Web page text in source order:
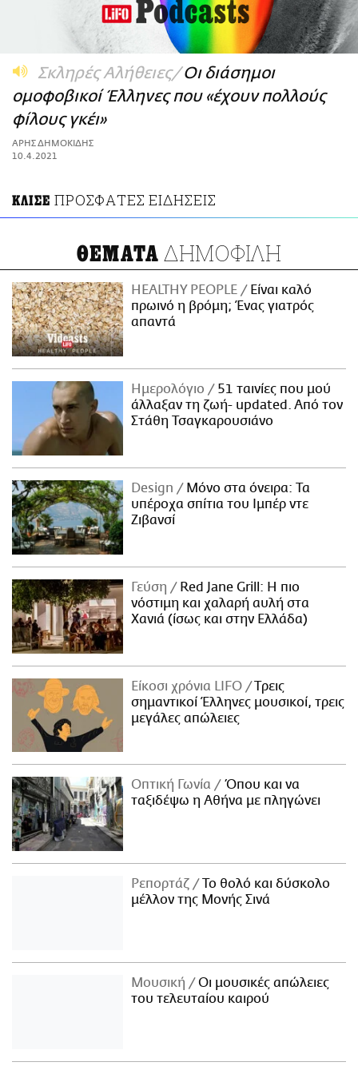
Σκληρές Αλήθειες Οι διάσημοι
ομοφοβικοί Έλληνες που «έχουν πολλούς
φίλους γκέι»
ΑΡΗΣ ΔΗΜΟΚΙΔΗΣ
10.4.2021
ΚΛΙΣΕ ΠΡΟΣΦΑΤΕΣ ΕΙΔΗΣΕΙΣ
ΘΕΜΑΤΑ ΔΗΜΟΦΙΛΗ
HEALTHY PEOPLE
Είναι καλό
πρωινό η βρόμη; Ένας γιατρός
απαντά
Ημερολόγιο
51 ταινίες που μού
άλλαξαν τη ζωή- updated. Aπό τον
Στάθη Τσαγκαρουσιάνο
Design
Μόνο στα όνειρα: Τα
υπέροχα σπίτια του Ιμπέρ ντε
Ζιβανσί
Γεύση
Red Jane Grill: Η πιο
νόστιμη και χαλαρή αυλή στα
Χανιά (ίσως και στην Ελλάδα)
Είκοσι χρόνια LIFO
Tρεις
σημαντικοί Έλληνες μουσικοί, τρεις
μεγάλες απώλειες
Οπτική Γωνία
Όπου και να
ταξιδέψω η Αθήνα με πληγώνει
Ρεπορτάζ
Το θολό και δύσκολο
μέλλον της Μονής Σινά
Μουσική
Οι μουσικές απώλειες
του τελευταίου καιρού